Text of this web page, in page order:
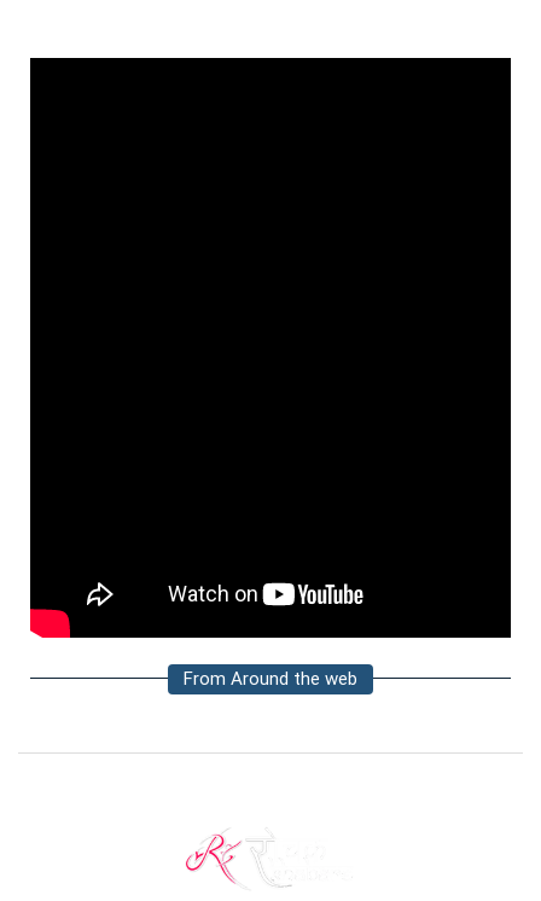
From Around the web